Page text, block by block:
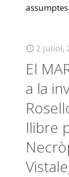
assumptes
2 juliol,
El
a la
llibre